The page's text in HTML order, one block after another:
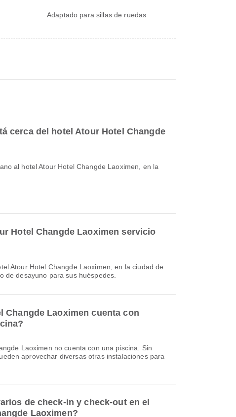
Adaptado para sillas de ruedas
cerca del hotel Atour Hotel Changde
al hotel Atour Hotel Changde Laoximen, en la
Hotel Changde Laoximen servicio
Atour Hotel Changde Laoximen, en la ciudad de
de desayuno para sus huéspedes.
Changde Laoximen cuenta con
Laoximen no cuenta con una piscina. Sin
aprovechar diversas otras instalaciones para
de check-in y check-out en el
Laoximen?